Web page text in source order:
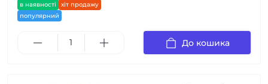
в наявності
хіт продажу
популярний
До кошика